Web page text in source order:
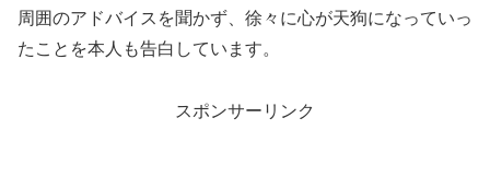
周囲のアドバイスを聞かず、徐々に心が天狗になっていっ
たことを本人も告白しています。
スポンサーリンク